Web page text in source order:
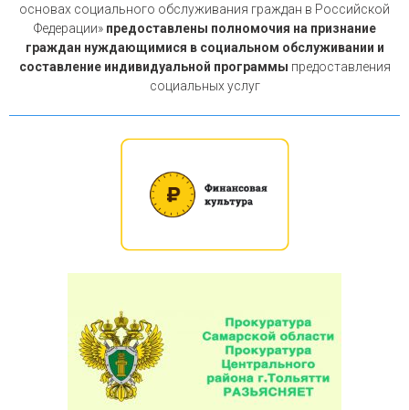
основах социального обслуживания граждан в Российской
Федерации» предоставлены полномочия на признание
граждан нуждающимися в социальном обслуживании и
составление индивидуальной программы предоставления
социальных услуг